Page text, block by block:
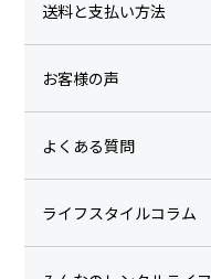
送料と支払い方法
お客様の声
よくある質問
ライフスタイルコラム